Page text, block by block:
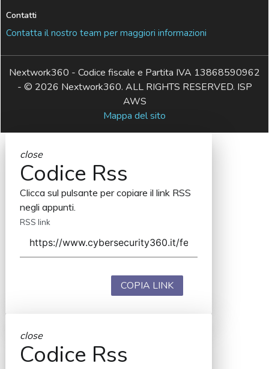
Contatti
Contatta il nostro team per maggiori informazioni
Nextwork360 - Codice fiscale e Partita IVA 13868590962
- © 2026 Nextwork360. ALL RIGHTS RESERVED. ISP
AWS
Mappa del sito
close
Codice Rss
Clicca sul pulsante per copiare il link RSS
negli appunti.
RSS link
COPIA LINK
close
Codice Rss